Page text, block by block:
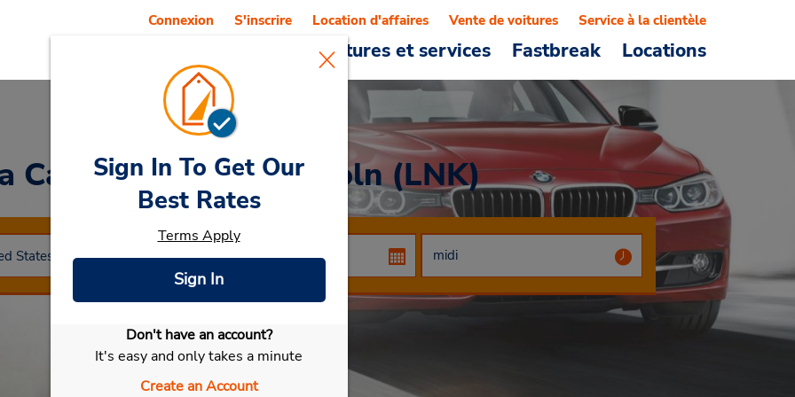
Voitures et services Fastbreak Locations
Connexion S'inscrire Location d'affaires Vente de voitures Service à la clientèle
Car at Aéroport Lincoln (LNK)
Sélectionner ma voiture
Sign In To Get Our
Best Rates
Terms Apply
Sign In
Don't have an account?
It's easy and only takes a minute
Create an Account